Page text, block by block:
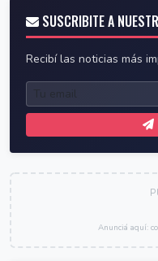
SUSCRIBITE A
Recibí las noticias más
Anunciá aquí: